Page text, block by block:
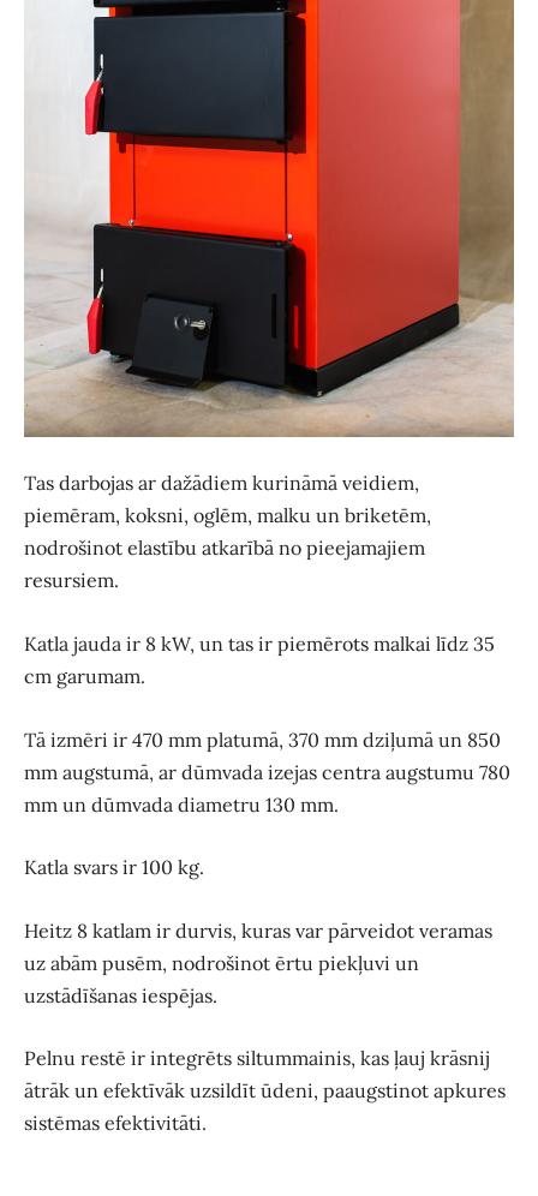
Tas darbojas ar dažādiem kurināmā veidiem,
piemēram, koksni, oglēm, malku un briketēm,
nodrošinot elastību atkarībā no pieejamajiem
resursiem.
Katla jauda ir 8 kW, un tas ir piemērots malkai līdz 35
cm garumam.
Tā izmēri ir 470 mm platumā, 370 mm dziļumā un 850
mm augstumā, ar dūmvada izejas centra augstumu 780
mm un dūmvada diametru 130 mm.
Katla svars ir 100 kg.
Heitz 8 katlam ir durvis, kuras var pārveidot veramas
uz abām pusēm, nodrošinot ērtu piekļuvi un
uzstādīšanas iespējas.
Pelnu restē ir integrēts siltummainis, kas ļauj krāsnij
ātrāk un efektīvāk uzsildīt ūdeni, paaugstinot apkures
sistēmas efektivitāti.